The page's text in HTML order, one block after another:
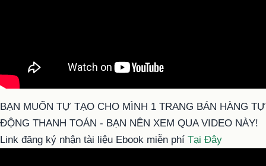
BẠN MUỐN TỰ TẠO CHO MÌNH 1 TRANG BÁN HÀNG TỰ
ĐỘNG THANH TOÁN - BẠN NÊN XEM QUA VIDEO NÀY!
Link đăng ký nhận tài liệu Ebook miễn phí Tại Đây